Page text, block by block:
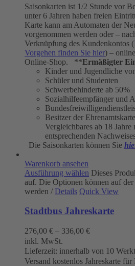
Saisonkarten ist 1/2 Stunde vor
unter 6 Jahren haben freien
Karte kann am Automaten der
vorgenommen werden oder –
Verknüpfung des Kundenkontos (
Vorgehen finden Sie hier) –
Online-Shop. **Ermäßigter
Kinder und Jugendliche
Schüler und Studenten
Schwerbehinderte ab 50%
Sozialhilfeempfänger und
Besitzer der
Vergleichbares ab 18 Jahre
entsprechenden
Die Saisonkarten können Sie
Warenkorb ansehen
Ausführung wählen Dieses
auf. Die Optionen können auf
werden / Details Quick View
Stadtbus Jahreskarte
276,00 € – 336,00 €
inkl. MwSt.
Lieferzeit: innerhalb von 10
Versand kostenlos Jahreskarte